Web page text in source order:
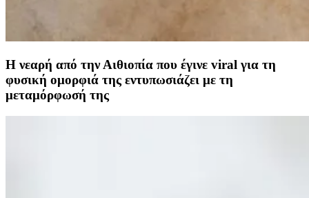
Η νεαρή από την Αιθιοπία που έγινε viral για τη
φυσική ομορφιά της εντυπωσιάζει με τη
μεταμόρφωσή της